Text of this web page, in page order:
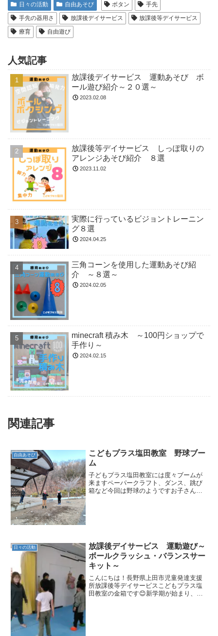
日々の活動 自由あそび ボタン
手先
手先の器用さ
放課後デイサービス
放課後等デイサービス
療育
自由遊び
人気記事
放課後デイサービス 運動あそび ボ
ール遊び紹介～２０選～
2023.02.08
放課後等デイサービス しっぽ取りの
アレンジあそび紹介 ８選
2023.11.02
実際に行っているビジョントレーニン
グ８選
2024.04.25
三角コーンを使用した運動あそび紹
介 ～８選～
2024.02.05
minecraft 積み木 ～100円ショップで
手作り～
2024.02.15
関連記事
自由あそび
こどもプラス塩田教室 野球ブー
ム
子どもプラス塩田教室には度々ブームが
来ますペーパークラフト、ダンス、跳び
箱など今回は野球のようですお子さんの
日々の活動
放課後デイサービス 運動遊び～
ボールクラッシュ・バランスサー
キット～
こんにちは！長野県上田市児童発達支援
所放課後等デイサービスこどもプラス塩
田教室の金箱です😊新学期が始まり、少